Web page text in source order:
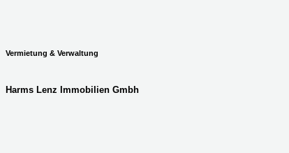
Vermietung & Verwaltung
Harms Lenz Immobilien Gmbh